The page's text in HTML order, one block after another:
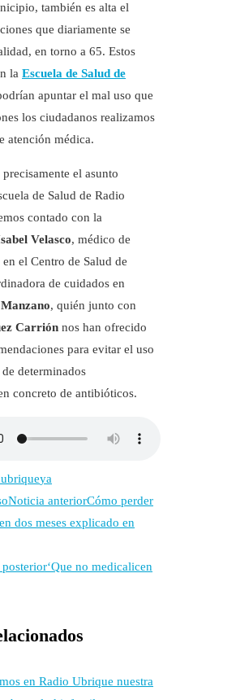
también es alta el
que diariamente se
en torno a 65. Estos
la Escuela de Salud de
apuntar el mal uso que
los ciudadanos realizamos
atención médica.
el asunto
de Salud de Radio
contado con la
Velasco, médico de
el Centro de Salud de
de cuidados en
, quién junto con
Carrión nos han ofrecido
para evitar el uso
determinados
concreto de antibióticos.
ubriqueya
Noticia anteriorCómo perder
dos meses explicado en
‘Que no medicalicen